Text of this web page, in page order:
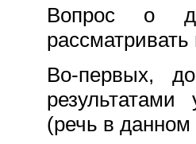
Вопрос о
рассматривать
Во-первых,
(речь в